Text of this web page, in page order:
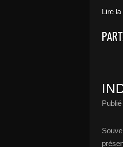
Lire
Publié